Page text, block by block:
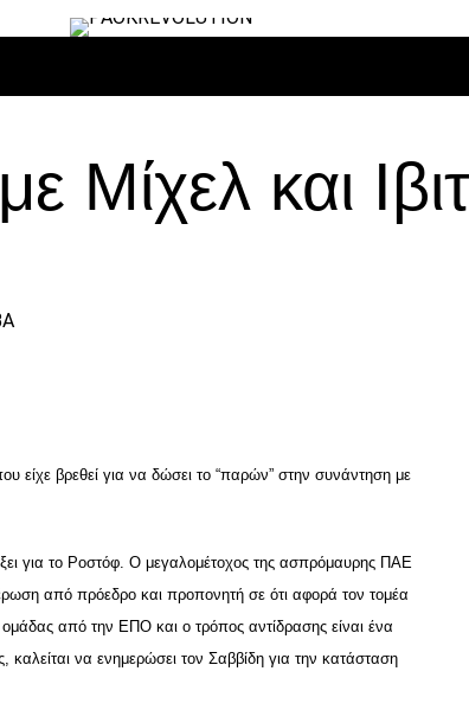
Μίχελ και
είχε βρεθεί για να δώσει το “παρών” στην συνάντηση με
για το Ροστόφ. Ο μεγαλομέτοχος της ασπρόμαυρης ΠΑΕ
από πρόεδρο και προπονητή σε ότι αφορά τον τομέα
από την ΕΠΟ και ο τρόπος αντίδρασης είναι ένα
να ενημερώσει τον Σαββίδη για την κατάσταση